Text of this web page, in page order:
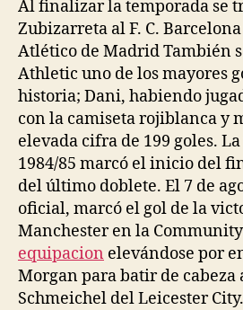
Al finalizar la temporada se
Zubizarreta al F. C.
Atlético de Madrid También
Athletic uno de los mayores
historia; Dani, habiendo
con la camiseta rojiblanca y
elevada cifra de 199 goles.
1984/85 marcó el inicio del
del último doblete. El 7 de
oficial, marcó el gol de la
Manchester en la
equipacion elevándose por
Morgan para batir de cabeza
Schmeichel del Leicester City.